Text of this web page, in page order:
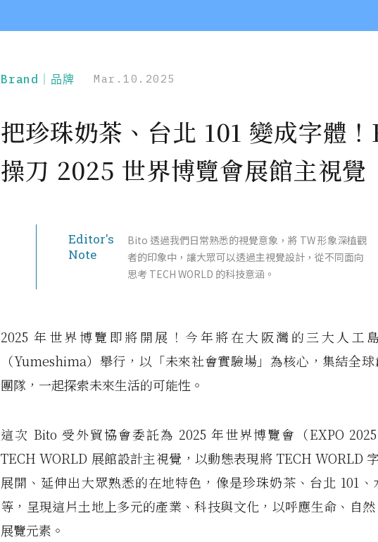
Brand｜品牌 Mar.10.2025
把珍珠奶茶、台北 101 變成字體
操刀 2025 世界博覽會展館主視覺
Editor's
Note
Bito 透過我們日常熟悉的視覺意象，將 TW 形象深植觀
者的印象中，讓大眾可以透過主視覺設計，從不同面向
思考 TECH WORLD 的科技意涵。
2025 年世界博覽即將開展！今年將在大阪灣的三大人工
（Yumeshima）舉行，以「未來社會實驗場」為核心，集結全
團隊，一起探索未來生活的可能性。
這次 Bito 受外貿協會委託為 2025 年世界博覽會（EXPO
TECH WORLD 展館設計主視覺，以動態表現將 TECH WORLD
展開、延伸出大眾熟悉的在地特色，像是珍珠奶茶、台北 101
等，呈現這片土地上多元的產業、科技與文化，以呼應生命、自
展覽元素。